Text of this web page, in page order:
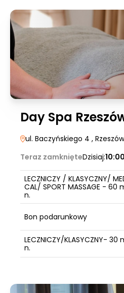
Day Spa
ul. Baczyńskiego 4 , Rzeszów
Teraz zamknięteDzisiaj:
LECZNICZY / KLASYCZNY/
CAL/ SPORT MASSAGE - 60
n.
Bon podarunkowy
LECZNICZY/KLASYCZNY- 30
n.